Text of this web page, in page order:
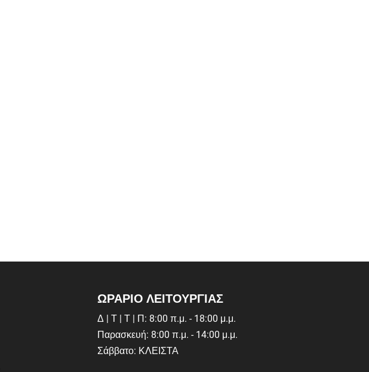
ΩΡΑΡΙΟ ΛΕΙΤΟΥΡΓΙΑΣ
Δ | Τ | Τ | Π: 8:00 π.μ. - 18:00 μ.μ.
Παρασκευή: 8:00 π.μ. - 14:00 μ.μ.
Σάββατο: ΚΛΕΙΣΤΑ